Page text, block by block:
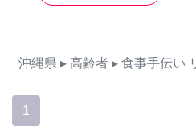
沖縄県 ▸ 高齢者 ▸ 食事手伝い
1